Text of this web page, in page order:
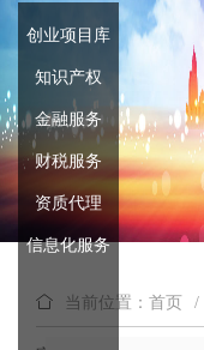
创业项目库
知识产权
金融服务
财税服务
资质代理
信息化服务
当前位置：首页 /